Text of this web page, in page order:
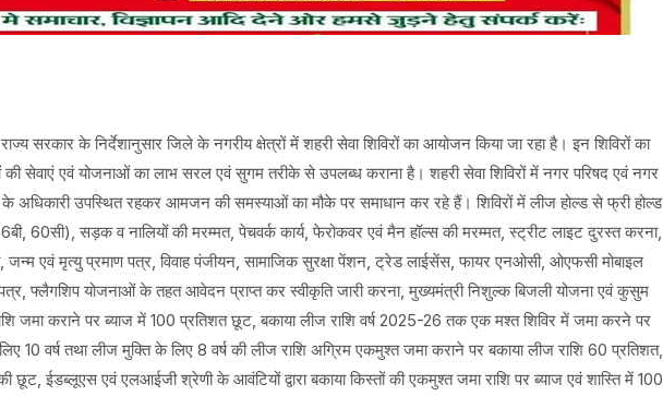
सरकार के निर्देशानुसार जिले के नगरीय क्षेत्रों में शहरी सेवा शिविरों का आयोजन किया जा रहा है। इन शिविरों का
की सेवाएं एवं योजनाओं का लाभ सरल एवं सुगम तरीके से उपलब्ध कराना है। शहरी सेवा शिविरों में नगर परिषद एवं नगर
के अधिकारी उपस्थित रहकर आमजन की समस्याओं का मौके पर समाधान कर रहे हैं। शिविरों में लीज होल्ड से फ्री होल्ड
60सी), सड़क व नालियों की मरम्मत, पेचवर्क कार्य, फेरोकवर एवं मैन हॉल्स की मरम्मत, स्ट्रीट लाइट दुरस्त करना,
एवं मृत्यु प्रमाण पत्र, विवाह पंजीयन, सामाजिक सुरक्षा पेंशन, ट्रेड लाईसेंस, फायर एनओसी, ओएफसी मोबाइल
फ्लैगशिप योजनाओं के तहत आवेदन प्राप्त कर स्वीकृति जारी करना, मुख्यमंत्री निशुल्क बिजली योजना एवं कुसुम
जमा कराने पर ब्याज में 100 प्रतिशत छूट, बकाया लीज राशि वर्ष 2025-26 तक एक मश्त शिविर में जमा करने पर
10 वर्ष तथा लीज मुक्ति के लिए 8 वर्ष की लीज राशि अग्रिम एकमुश्त जमा कराने पर बकाया लीज राशि 60 प्रतिशत,
छूट, ईडब्लूएस एवं एलआईजी श्रेणी के आवंटियों द्वारा बकाया किस्तों की एकमुश्त जमा राशि पर ब्याज एवं शास्ति में 100